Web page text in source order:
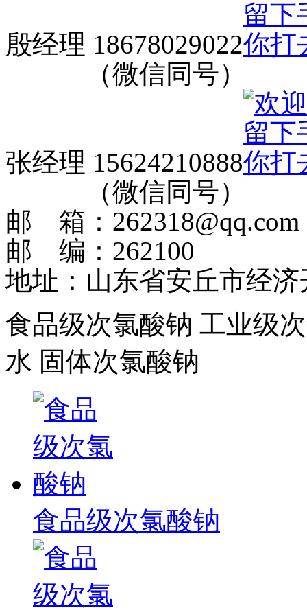
殷经理 18678029022
（微信同号）
张经理 15624210888
（微信同号）
邮 箱：262318@qq.com
邮 编：262100
地址：山东省安丘市经济
食品级次氯酸钠 工业级
水 固体次氯酸钠
食品级次氯酸钠